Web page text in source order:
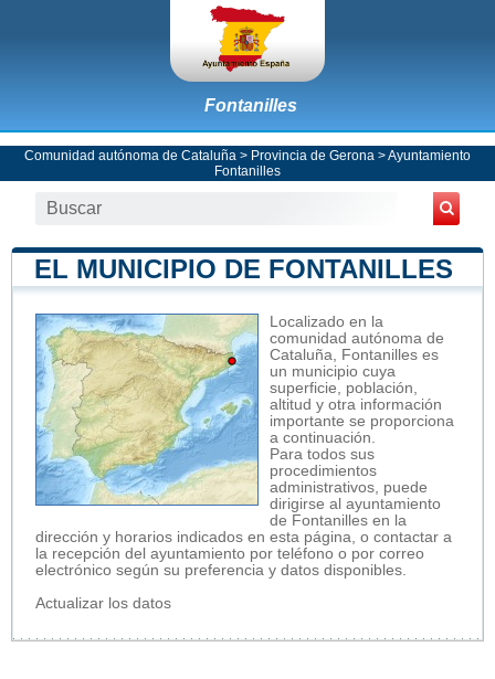
Fontanilles
Comunidad autónoma de Cataluña > Provincia de Gerona >Ayuntamiento
Fontanilles
EL MUNICIPIO DE FONTANILLES
Localizado en la
comunidad autónoma de
Cataluña, Fontanilles es
un municipio cuya
superficie, población,
altitud y otra información
importante se proporciona
a continuación.
Para todos sus
procedimientos
administrativos, puede
dirigirse al ayuntamiento
de Fontanilles en la
dirección y horarios indicados en esta página, o contactar a
la recepción del ayuntamiento por teléfono o por correo
electrónico según su preferencia y datos disponibles.
Actualizar los datos